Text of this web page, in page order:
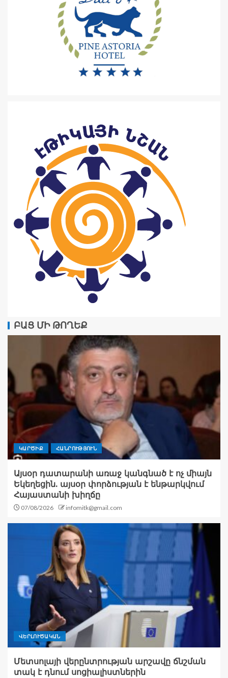
ԲԱՑ ՄԻ ԹՈՂԵՔ
ԿԱՐԾԻՔ ՀԱՆՐՈՒԹՅՈՒՆ
Այսօր դատարանի առաջ կանգնած է ոչ միայն
Եկեղեցին. այսօր փորձության է ենթարկվում
Հայաստանի խիղճը
07/08/2026 infomitk@gmail.com
ՎԵՐԼՈՒԾԱԿԱՆ
Մետսոլայի վերընտրության արշավը ճնշման
տակ է դնում սոցիալիստներին